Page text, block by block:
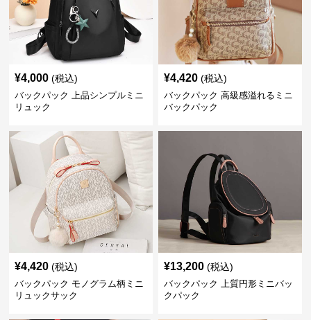
¥4,000 (税込)
バックパック 上品シンプルミニ
リュック
¥4,420 (税込)
バックパック 高級感溢れるミニ
バックパック
¥4,420 (税込)
バックパック モノグラム柄ミニ
リュックサック
¥13,200 (税込)
バックパック 上質円形ミニバッ
クパック